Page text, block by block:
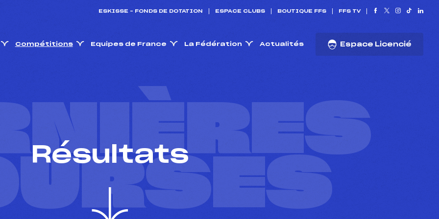
ESKISSE – FONDS DE DOTATION ESPACE CLUBS BOUTIQUE FFS FFS TV
Compétitions Equipes de France La Fédération Actualités Espace Licencié
Résultats